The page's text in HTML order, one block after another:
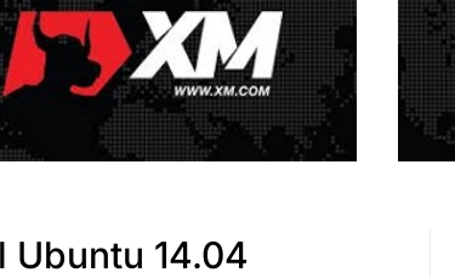
Ubuntu 14.04